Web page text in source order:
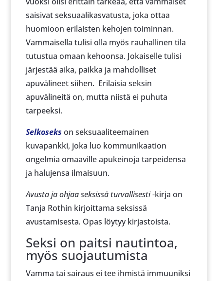
saisivat seksuaalikasvatusta, joka ottaa
huomioon erilaisten kehojen toiminnan.
Vammaisella tulisi olla myös rauhallinen tila
tutustua omaan kehoonsa. Jokaiselle tulisi
järjestää aika, paikka ja mahdolliset
apuvälineet siihen. Erilaisia seksin
apuvälineitä on, mutta niistä ei puhuta
tarpeeksi.
Selkoseks on seksuaaliteemainen
kuvapankki, joka luo kommunikaation
ongelmia omaaville apukeinoja tarpeidensa
ja halujensa ilmaisuun.
Avusta ja ohjaa seksissä turvallisesti -kirja on
Tanja Rothin kirjoittama seksissä
avustamisesta. Opas löytyy kirjastoista.
Seksi on paitsi nautintoa,
myös suojautumista
Vamma tai sairaus ei tee ihmistä immuuniksi